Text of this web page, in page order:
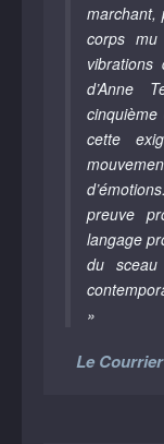
marchant,
corps
d’Anne
cette
d’émotions.
preuve
langage
du
»
Le